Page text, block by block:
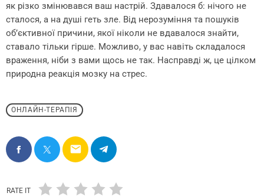
як різко змінювався ваш настрій. Здавалося б: нічого не
сталося, а на душі геть зле. Від нерозуміння та пошуків
обʼєктивної причини, якої ніколи не вдавалося знайти,
ставало тільки гірше. Можливо, у вас навіть складалося
враження, ніби з вами щось не так. Насправді ж, це цілком
природна реакція мозку на стрес.
ОНЛАЙН-ТЕРАПІЯ
email
RATE IT